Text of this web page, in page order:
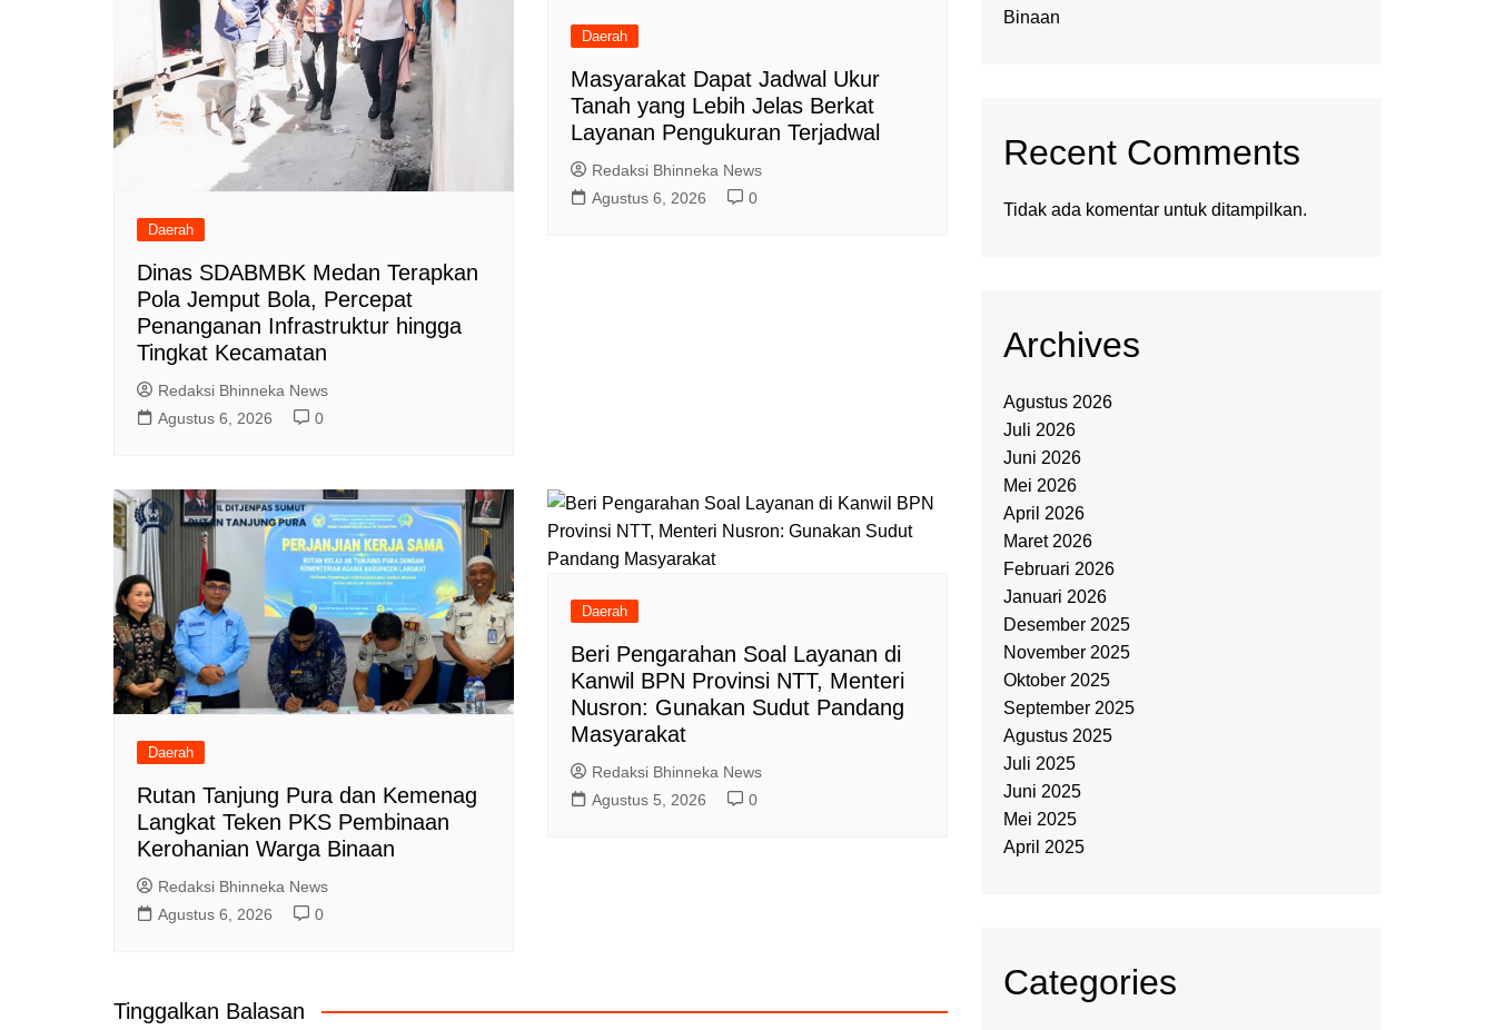
Daerah
Dinas SDABMBK Medan Terapkan
Pola Jemput Bola, Percepat
Penanganan Infrastruktur hingga
Tingkat Kecamatan
Redaksi Bhinneka News
Agustus 6, 2026
0
Daerah
Masyarakat Dapat Jadwal Ukur
Tanah yang Lebih Jelas Berkat
Layanan Pengukuran Terjadwal
Redaksi Bhinneka News
Agustus 6, 2026
0
Daerah
Rutan Tanjung Pura dan Kemenag
Langkat Teken PKS Pembinaan
Kerohanian Warga Binaan
Redaksi Bhinneka News
Agustus 6, 2026
0
Daerah
Beri Pengarahan Soal Layanan di
Kanwil BPN Provinsi NTT, Menteri
Nusron: Gunakan Sudut Pandang
Masyarakat
Redaksi Bhinneka News
Agustus 5, 2026
0
Tinggalkan Balasan
Binaan
Recent Comments
Tidak ada komentar untuk ditampilkan.
Archives
Agustus 2026
Juli 2026
Juni 2026
Mei 2026
April 2026
Maret 2026
Februari 2026
Januari 2026
Desember 2025
November 2025
Oktober 2025
September 2025
Agustus 2025
Juli 2025
Juni 2025
Mei 2025
April 2025
Categories